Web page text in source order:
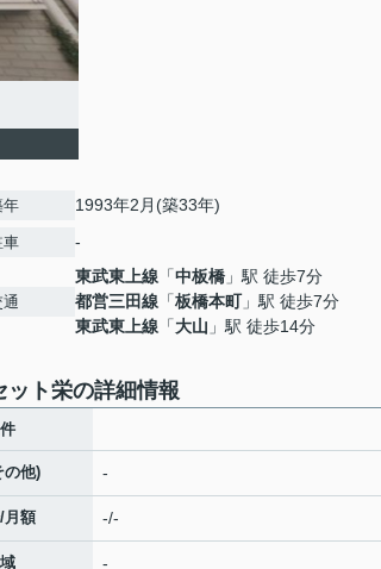
年 1993年2月(築33年)
車 -
通
東武東上線 「中板橋 」駅 徒歩7分
都営三田線 「板橋本町」駅 徒歩7分
東武東上線 「大山 」駅 徒歩14分
ット栄の詳細情報
の他) -
月額 -/-
-